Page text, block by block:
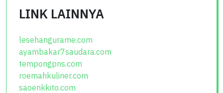
LINK LAINNYA
lesehangurame.com
ayambakar7saudara.com
tempongpns.com
roemahkuliner.com
saoenkkito.com